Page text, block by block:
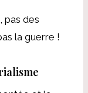
pas des
la guerre !